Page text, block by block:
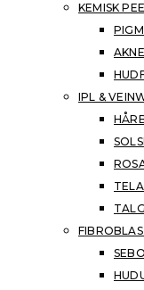
KEMISK
AKNE
IPL &